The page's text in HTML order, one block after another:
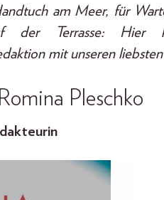
am Meer, für
der Terrasse: Hier
mit unseren
Pleschko